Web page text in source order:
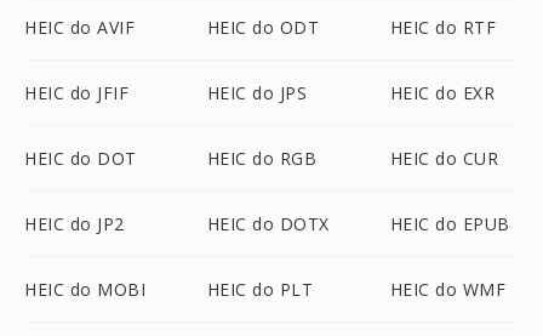
HEIC do AVIF HEIC do ODT HEIC do RTF
HEIC do JFIF HEIC do JPS HEIC do EXR
HEIC do DOT HEIC do RGB HEIC do CUR
HEIC do JP2 HEIC do DOTX HEIC do EPUB
HEIC do MOBI HEIC do PLT HEIC do WMF